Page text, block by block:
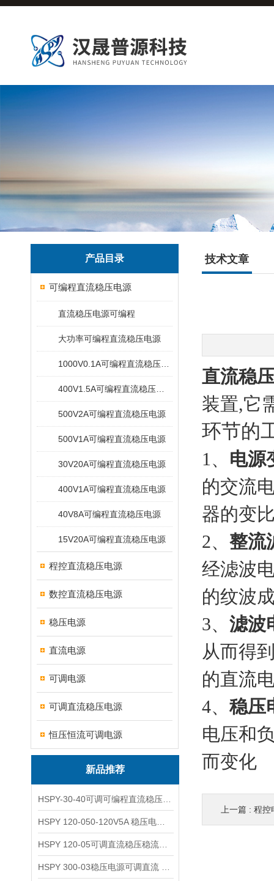
产品目录
可编程直流稳压电源
直流稳压电源可编程
大功率可编程直流稳压电源
500V2A可编程直流稳压电源
500V1A可编程直流稳压电源
30V20A可编程直流稳压电源
400V1A可编程直流稳压电源
40V8A可编程直流稳压电源
15V20A可编程直流稳压电源
程控直流稳压电源
数控直流稳压电源
稳压电源
直流电源
可调电源
可调直流稳压电源
恒压恒流可调电源
新品推荐
技术文章
直流稳
装置,它
环节的
1、 电源
的交流
器的变
2、 整流
经滤波
的纹波
3、 滤波
从而得
的直流
4、 稳压
电压和
而变化
上一篇 : 程控